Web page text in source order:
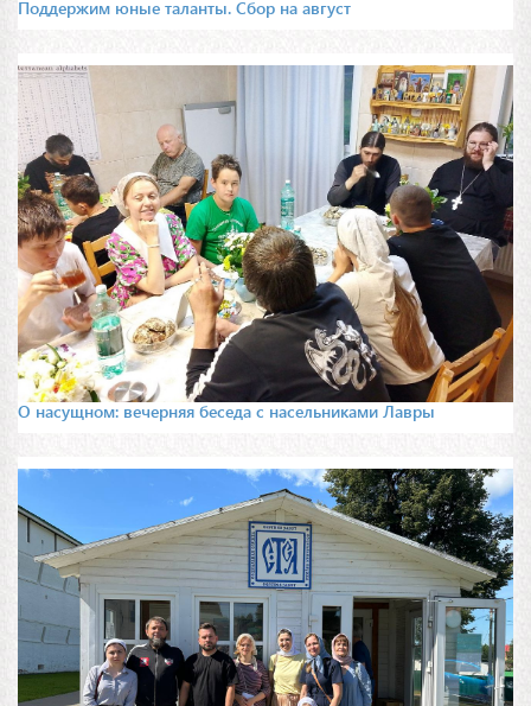
Поддержим юные таланты. Сбор на август
О насущном: вечерняя беседа с насельниками Лавры